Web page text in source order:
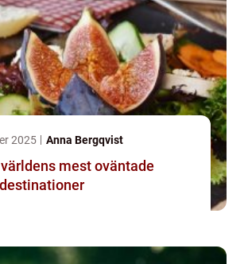
2025 Anna Bergqvist
mest oväntade